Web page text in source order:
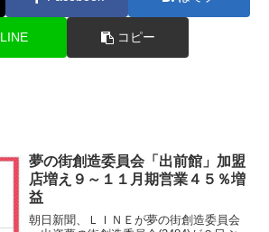
LINE コピー
夢の街創造委員会「出前館」加盟
店増え９～１１月期営業４５％増
益
朝日新聞、ＬＩＮＥが夢の街創造委員会